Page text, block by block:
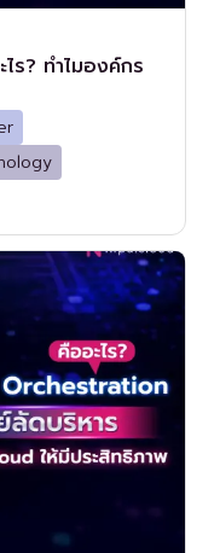
ร? ทำไมองค์กร